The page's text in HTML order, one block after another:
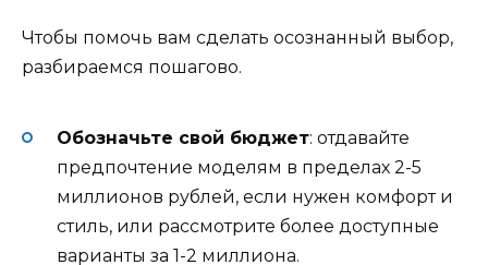
Чтобы помочь вам сделать осознанный выбор,
разбираемся пошагово.
Обозначьте свой бюджет: отдавайте
предпочтение моделям в пределах 2-5
миллионов рублей, если нужен комфорт и
стиль, или рассмотрите более доступные
варианты за 1-2 миллиона.